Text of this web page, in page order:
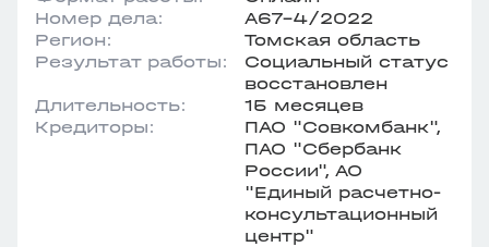
Номер дела:
А67-4/2022
Регион:
Томская область
Результат работы:
Социальный статус
восстановлен
Длительность:
15 месяцев
Кредиторы:
ПАО "Совкомбанк",
ПАО "Сбербанк
России", АО
"Единый расчетно-
консультационный
центр"